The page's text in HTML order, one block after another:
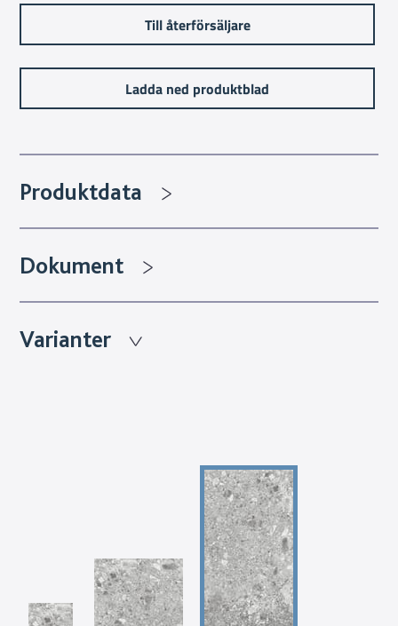
Till återförsäljare
Ladda ned produktblad
Produktdata
Dokument
Varianter